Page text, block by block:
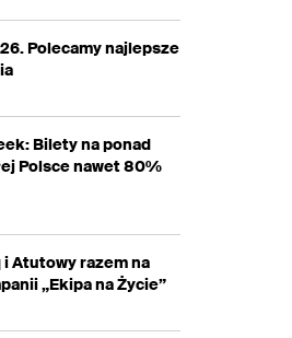
Polecamy najlepsze
Bilety na ponad
Polsce nawet 80%
Atutowy razem na
„Ekipa na Życie”